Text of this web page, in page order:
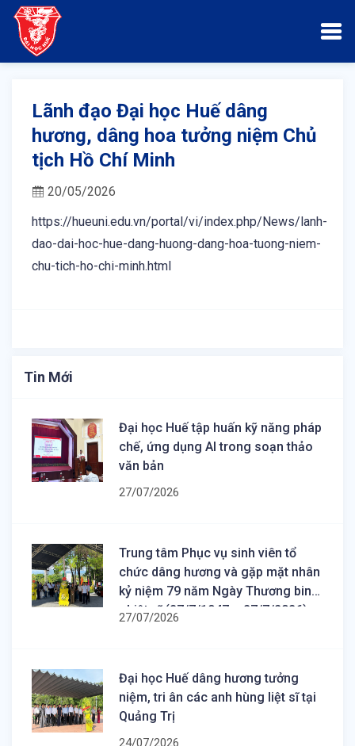
Lãnh đạo Đại học Huế dâng
hương, dâng hoa tưởng niệm Chủ
tịch Hồ Chí Minh
20/05/2026
https://hueuni.edu.vn/portal/vi/index.php/News/lanh-
dao-dai-hoc-hue-dang-huong-dang-hoa-tuong-niem-
chu-tich-ho-chi-minh.html
Tin Mới
Đại học Huế tập huấn kỹ năng pháp
chế, ứng dụng AI trong soạn thảo
văn bản
27/07/2026
Trung tâm Phục vụ sinh viên tổ
chức dâng hương và gặp mặt nhân
kỷ niệm 79 năm Ngày Thương binh
- Liệt sĩ (27/7/1947 – 27/7/2026)
27/07/2026
Đại học Huế dâng hương tưởng
niệm, tri ân các anh hùng liệt sĩ tại
Quảng Trị
24/07/2026